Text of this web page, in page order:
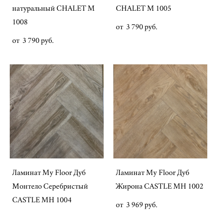
натуральный CHALET M
1008
от 3 790 pуб.
CHALET M 1005
от 3 790 pуб.
Ламинат My Floor Дуб
Монтело Серебристый
CASTLE MH 1004
Ламинат My Floor Дуб
Жирона CASTLE MH 1002
от 3 969 pуб.